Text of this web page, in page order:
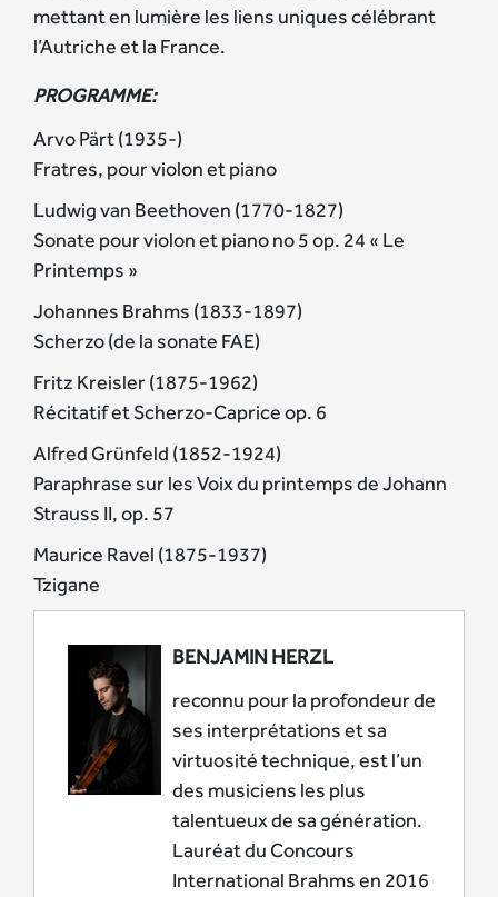
mettant en lumière les liens uniques célébrant
l’Autriche et la France.
PROGRAMME:
Arvo Pärt (1935-)
Fratres, pour violon et piano
Ludwig van Beethoven (1770-1827)
Sonate pour violon et piano no 5 op. 24 « Le
Printemps »
Johannes Brahms (1833-1897)
Scherzo (de la sonate FAE)
Fritz Kreisler (1875-1962)
Récitatif et Scherzo-Caprice op. 6
Alfred Grünfeld (1852-1924)
Paraphrase sur les Voix du printemps de Johann
Strauss II, op. 57
Maurice Ravel (1875-1937)
Tzigane
BENJAMIN HERZL
reconnu pour la profondeur de
ses interprétations et sa
virtuosité technique, est l’un
des musiciens les plus
talentueux de sa génération.
Lauréat du Concours
International Brahms en 2016